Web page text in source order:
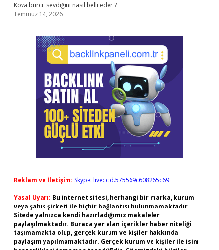
Kova burcu sevdiğini nasıl belli eder ?
Temmuz 14, 2026
Reklam ve İletişim: Skype: live:.cid.575569c608265c69
Yasal Uyarı: Bu internet sitesi, herhangi bir marka, kurum
veya şahıs şirketi ile hiçbir bağlantısı bulunmamaktadır.
Sitede yalnızca kendi hazırladığımız makaleler
paylaşılmaktadır. Burada yer alan içerikler haber niteliği
taşımamakta olup, gerçek kurum ve kişiler hakkında
paylaşım yapılmamaktadır. Gerçek kurum ve kişiler ile isim